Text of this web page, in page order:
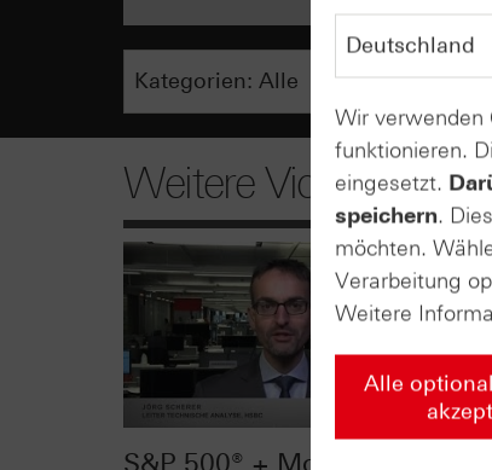
Weitere Videos
Wir verwenden
funktionieren.
eingesetzt.
speichern.
möchten.
Verarbeitung
Weitere
Alle